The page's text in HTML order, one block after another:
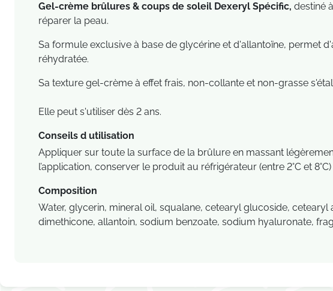
Gel-crème brûlures & coups de soleil Dexeryl Spécific, destiné
réparer la peau.
Sa formule exclusive à base de glycérine et d'allantoïne, permet
réhydratée.
Sa texture gel-crème à effet frais, non-collante et non-grasse
Elle peut s'utiliser dès 2 ans.
Conseils d utilisation
Appliquer sur toute la surface de la brûlure en massant
l’application, conserver le produit au réfrigérateur (entre 2°C et
Composition
Water, glycerin, mineral oil, squalane, cetearyl glucoside,
dimethicone, allantoin, sodium benzoate, sodium hyaluronate,